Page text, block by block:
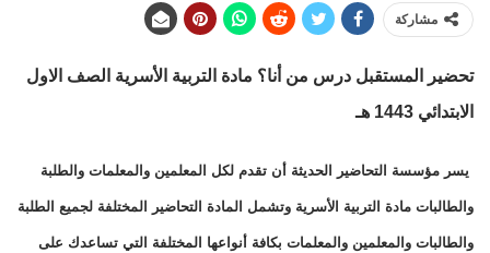
مشاركة
تحضير المستقبل درس من أنا؟ مادة التربية الأسرية الصف الاول
الابتدائي 1443 هـ
يسر مؤسسة التحاضير الحديثة أن تقدم لكل المعلمين والمعلمات والطلبة
والطالبات مادة التربية الأسرية وتشمل المادة التحاضير المختلفة لجميع الطلبة
والطالبات والمعلمين والمعلمات بكافة أنواعها المختلفة التي تساعدك على